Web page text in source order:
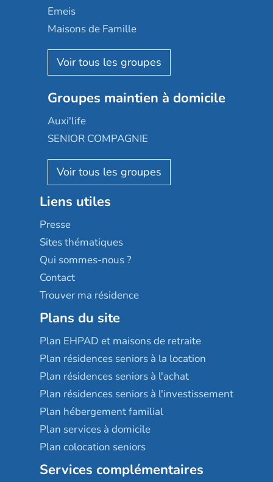
Domusvi
Happy Senior
Aquarelia
Nexity edenea
Les jardins d'Arcadie
Occitalia
Appartseniors
Reseda
Stella management
Les villages d'or
Sérénys
Résidences services Villa Médicis
Emeis
Maisons de Famille
Korian
Emera
Groupe SOS
Le Noble Âge
Almage
Résidalya
Groupe aplus
Groupes maintien à domicile
Auxi'life
SENIOR COMPAGNIE
AGE D'OR Services
Liens utiles
Presse
Sites thématiques
Qui sommes-nous ?
Contact
Trouver ma résidence
Plans du site
Plan EHPAD et maisons de retraite
Plan résidences seniors à la location
Plan résidences seniors à l'achat
Plan résidences seniors à l'investissement
Plan hébergement familial
Plan services à domicile
Plan colocation seniors
Services complémentaires